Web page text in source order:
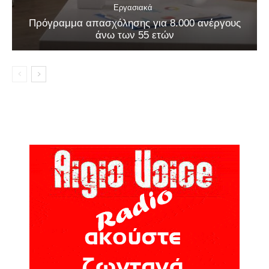
Εργασιακά
Πρόγραμμα απασχόλησης για 8.000 ανέργους
άνω των 55 ετών